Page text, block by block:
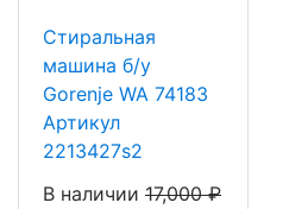
Стиральная
машина б/у
Gorenje WA 74183
Артикул
2213427s2
В наличии 17,000₽